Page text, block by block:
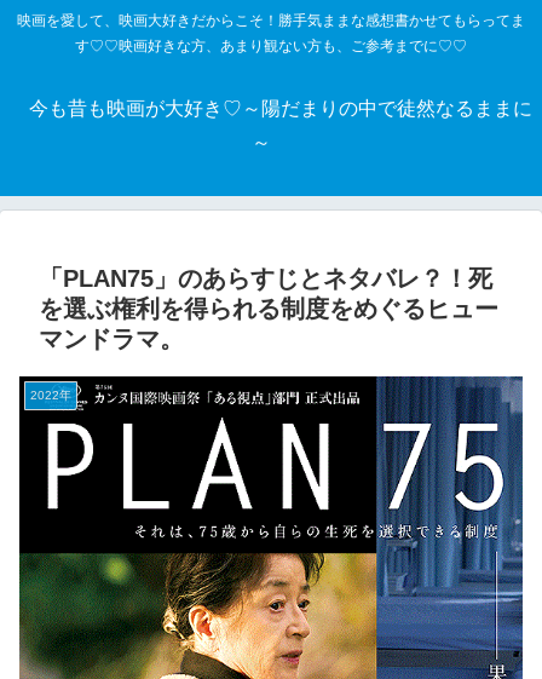
映画を愛して、映画大好きだからこそ！勝手気ままな感想書かせてもらってま
す♡♡映画好きな方、あまり観ない方も、ご参考までに♡♡
今も昔も映画が大好き♡～陽だまりの中で徒然なるままに
～
「PLAN75」のあらすじとネタバレ？！死
を選ぶ権利を得られる制度をめぐるヒュー
マンドラマ。
2022年